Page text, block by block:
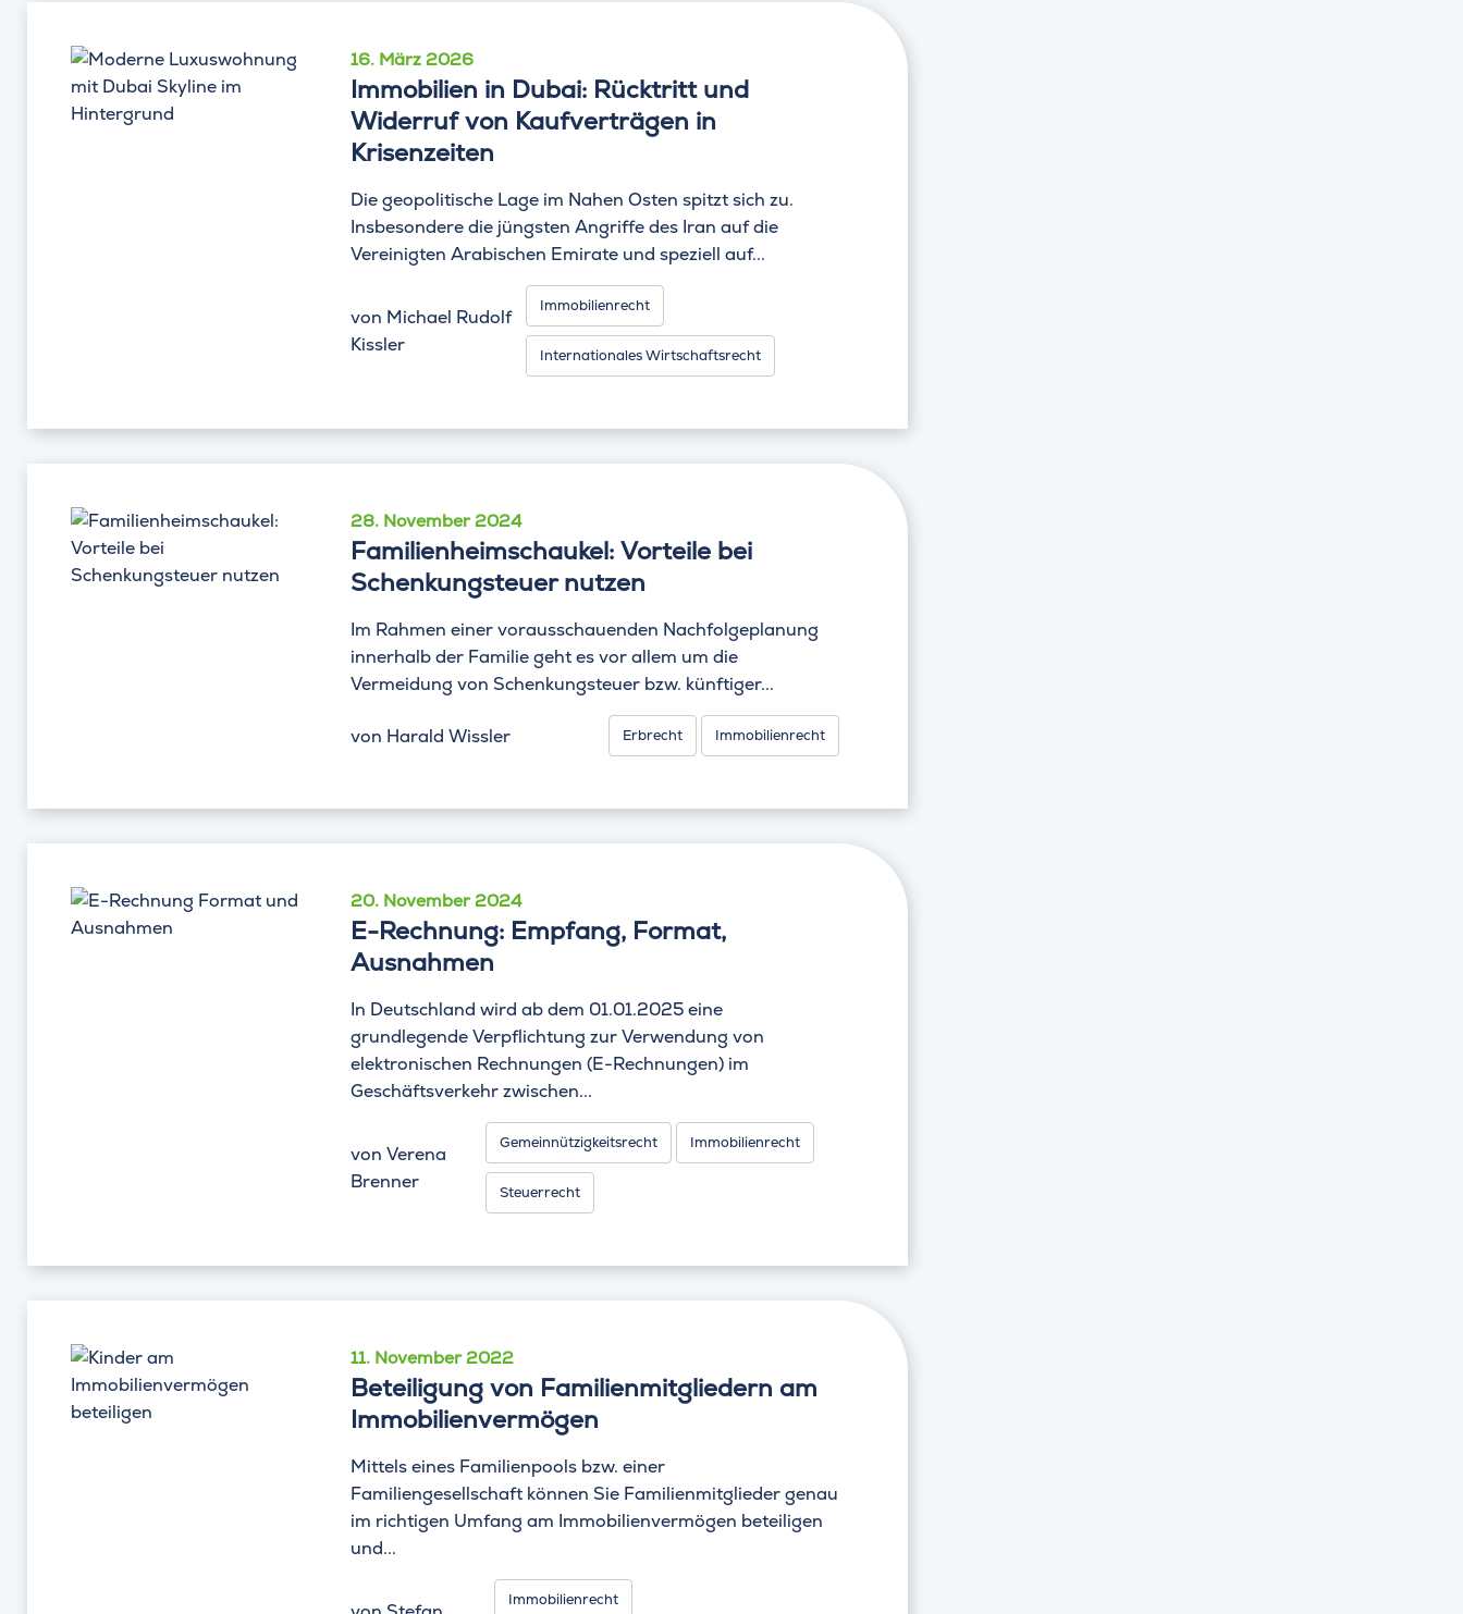
16. März 2026
Immobilien in Dubai: Rücktritt und
Widerruf von Kaufverträgen in
Krisenzeiten
Die geopolitische Lage im Nahen Osten spitzt sich zu.
Insbesondere die jüngsten Angriffe des Iran auf die
Vereinigten Arabischen Emirate und speziell auf...
von Michael Rudolf
Kissler
Immobilienrecht
Internationales Wirtschaftsrecht
28. November 2024
Familienheimschaukel: Vorteile bei
Schenkungsteuer nutzen
Im Rahmen einer vorausschauenden Nachfolgeplanung
innerhalb der Familie geht es vor allem um die
Vermeidung von Schenkungsteuer bzw. künftiger...
von Harald Wissler Erbrecht Immobilienrecht
20. November 2024
E-Rechnung: Empfang, Format,
Ausnahmen
In Deutschland wird ab dem 01.01.2025 eine
grundlegende Verpflichtung zur Verwendung von
elektronischen Rechnungen (E-Rechnungen) im
Geschäftsverkehr zwischen...
von Verena
Brenner
Gemeinnützigkeitsrecht Immobilienrecht
Steuerrecht
11. November 2022
Beteiligung von Familienmitgliedern am
Immobilienvermögen
Mittels eines Familienpools bzw. einer
Familiengesellschaft können Sie Familienmitglieder genau
im richtigen Umfang am Immobilienvermögen beteiligen
und...
Immobilienrecht